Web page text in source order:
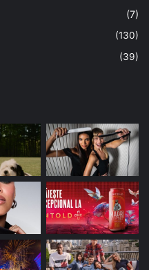
(7)
(130)
(39)